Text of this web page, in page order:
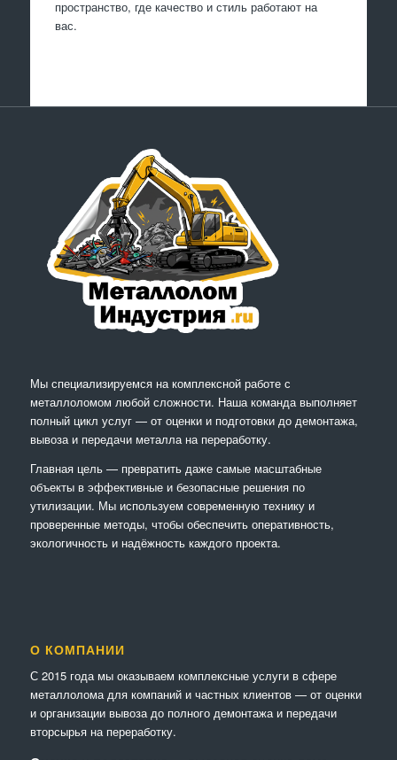
пространство, где качество и стиль работают на
вас.
Мы специализируемся на комплексной работе с
металлоломом любой сложности. Наша команда выполняет
полный цикл услуг — от оценки и подготовки до демонтажа,
вывоза и передачи металла на переработку.
Главная цель — превратить даже самые масштабные
объекты в эффективные и безопасные решения по
утилизации. Мы используем современную технику и
проверенные методы, чтобы обеспечить оперативность,
экологичность и надёжность каждого проекта.
О КОМПАНИИ
С 2015 года мы оказываем комплексные услуги в сфере
металлолома для компаний и частных клиентов — от оценки
и организации вывоза до полного демонтажа и передачи
вторсырья на переработку.